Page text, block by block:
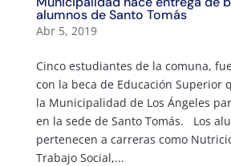
alumnos de Santo Tomás
Abr 5, 2019
Cinco estudiantes de la comuna,
con la beca de Educación Superior
la Municipalidad de Los Ángeles
en la sede de Santo Tomás. Los
pertenecen a carreras como
Trabajo Social,...